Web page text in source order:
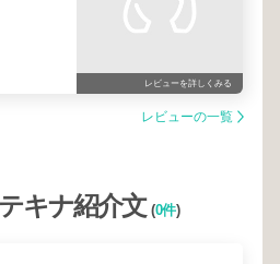
レビューを詳しくみる
レビューの一覧
キナ紹介文(0件)